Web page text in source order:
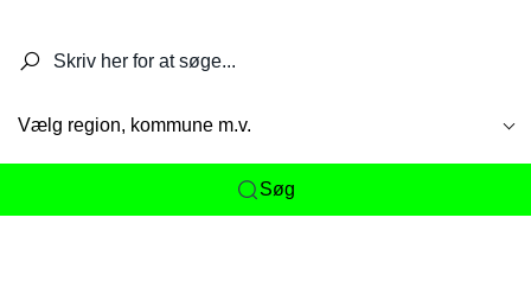
Vælg region, kommune m.v.
Søg